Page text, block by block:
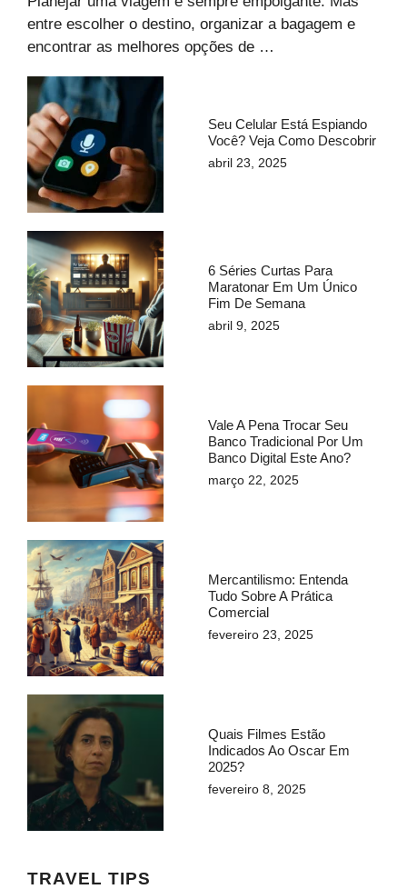
entre escolher o destino, organizar a bagagem e
encontrar as melhores opções de …
Seu Celular Está Espiando
Você? Veja Como Descobrir
abril 23, 2025
6 Séries Curtas Para
Maratonar Em Um Único
Fim De Semana
abril 9, 2025
Vale A Pena Trocar Seu
Banco Tradicional Por Um
Banco Digital Este Ano?
março 22, 2025
Mercantilismo: Entenda
Tudo Sobre A Prática
Comercial
fevereiro 23, 2025
Quais Filmes Estão
Indicados Ao Oscar Em
2025?
fevereiro 8, 2025
TRAVEL TIPS